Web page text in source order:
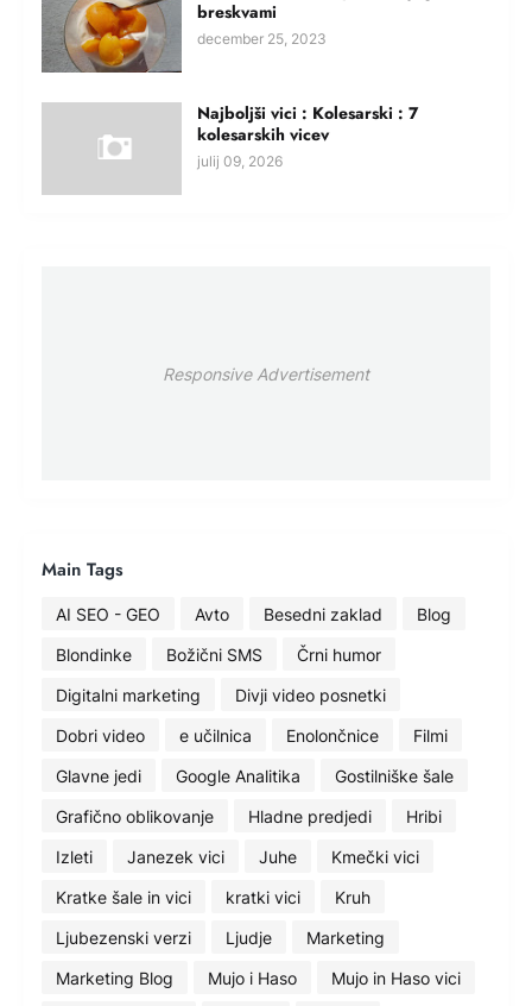
breskvami
december 25, 2023
Najboljši vici : Kolesarski : 7
kolesarskih vicev
julij 09, 2026
Responsive Advertisement
Main Tags
AI SEO - GEO Avto Besedni zaklad
Blog
Blondinke
Božični SMS
Črni humor
Digitalni marketing
Divji video posnetki
Dobri video
e učilnica Enolončnice
Filmi
Glavne jedi
Google Analitika
Gostilniške šale
Grafično oblikovanje
Hladne predjedi
Hribi
Izleti
Janezek vici Juhe
Kmečki vici
Kratke šale in vici
kratki vici
Kruh
Ljubezenski verzi
Ljudje
Marketing
Marketing Blog
Mujo i Haso
Mujo in Haso vici